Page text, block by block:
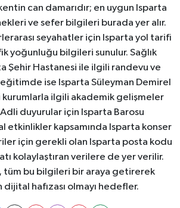
can damarıdır; en uygun Isparta
ve sefer bilgileri burada yer alır.
seyahatler için Isparta yol tarifi
yoğunluğu bilgileri sunulur. Sağlık
Şehir Hastanesi ile ilgili randevu ve
ise Isparta Süleyman Demirel
ilgili akademik gelişmeler
duyurular için Isparta Barosu
etkinlikler kapsamında Isparta konser
için gerekli olan Isparta posta kodu
kolaylaştıran verilere de yer verilir.
tüm bu bilgileri bir araya getirerek
dijital hafızası olmayı hedefler.